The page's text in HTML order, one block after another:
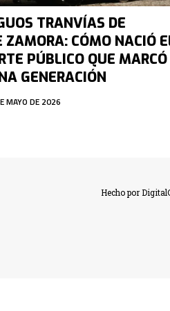
TRANVÍAS DE
ZAMORA: CÓMO NACIÓ
PÚBLICO QUE MARCÓ
GENERACIÓN
MAYO DE 2026
Hecho por